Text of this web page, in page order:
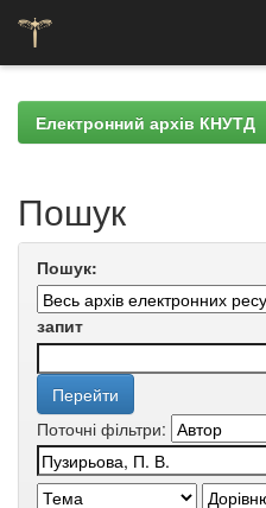
navigationЕлектронний архів КНУТД
Пошук
Пошук:
запит
Поточні фільтри: